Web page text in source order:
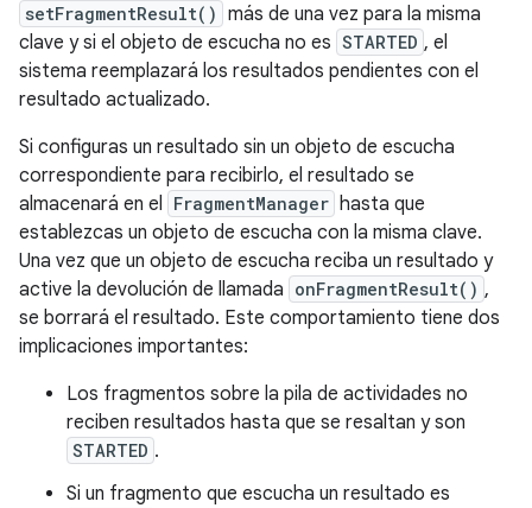
setFragmentResult() más de una vez para la misma
clave y si el objeto de escucha no es STARTED , el
sistema reemplazará los resultados pendientes con el
resultado actualizado.
Si configuras un resultado sin un objeto de escucha
correspondiente para recibirlo, el resultado se
almacenará en el
FragmentManager hasta que
establezcas un objeto de escucha con la misma clave.
Una vez que un objeto de escucha reciba un resultado y
active la devolución de llamada onFragmentResult() ,
se borrará el resultado. Este comportamiento tiene dos
implicaciones importantes:
Los fragmentos sobre la pila de actividades no
reciben resultados hasta que se resaltan y son
STARTED .
Si un fragmento que escucha un resultado es